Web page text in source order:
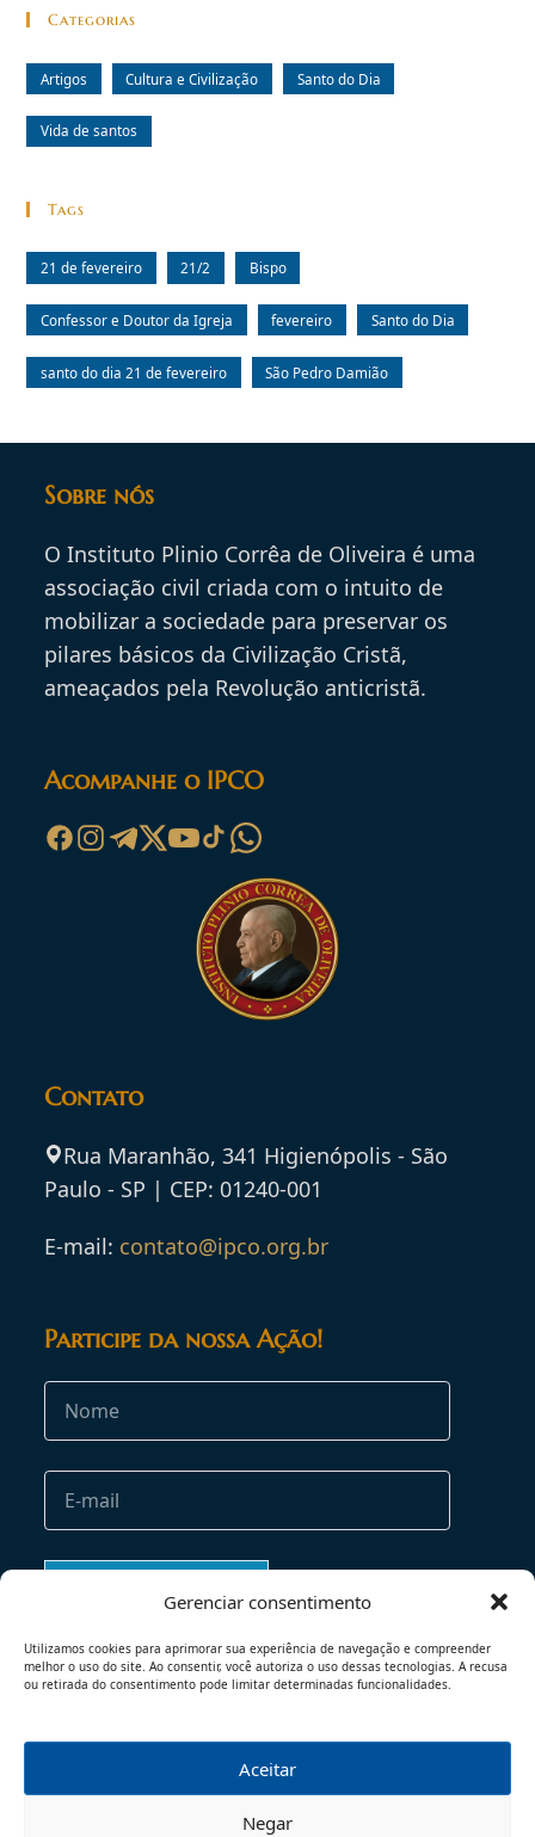
Gerenciar consentimento
Utilizamos cookies para aprimorar sua experiência de navegação e compreender
melhor o uso do site. Ao consentir, você autoriza o uso dessas tecnologias. A recusa
ou retirada do consentimento pode limitar determinadas funcionalidades.
Aceitar
Negar
Categorias
Artigos Cultura e Civilização Santo do Dia
Vida de santos
Tags
21 de fevereiro 21/2 Bispo
Confessor e Doutor da Igreja fevereiro Santo do Dia
santo do dia 21 de fevereiro São Pedro Damião
Sobre nós
O Instituto Plinio Corrêa de Oliveira é uma
associação civil criada com o intuito de
mobilizar a sociedade para preservar os
pilares básicos da Civilização Cristã,
ameaçados pela Revolução anticristã.
Acompanhe o IPCO
Contato
Rua Maranhão, 341 Higienópolis - São
Paulo - SP | CEP: 01240-001
E-mail: contato@ipco.org.br
Participe da nossa Ação!
POLÍTICA DE PRIVACIDADE